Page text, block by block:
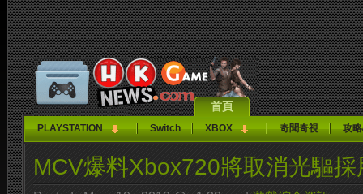
首頁
PLAYSTATION Switch XBOX 奇聞奇視 攻
MCV爆料Xbox720將取消光驅